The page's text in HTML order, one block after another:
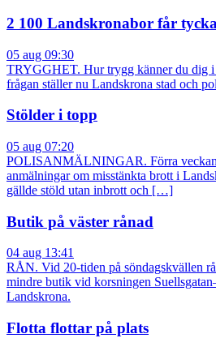
2 100 Landskronabor får
05 aug 09:30
TRYGGHET. Hur trygg känner du dig i
frågan ställer nu Landskrona stad och
Stölder i topp
05 aug 07:20
POLISANMÄLNINGAR. Förra
anmälningar om misstänkta brott i
gällde stöld utan inbrott och […]
Butik på väster rånad
04 aug 13:41
RÅN. Vid 20-tiden på söndagskvällen
mindre butik vid korsningen
Landskrona.
Flotta flottar på plats